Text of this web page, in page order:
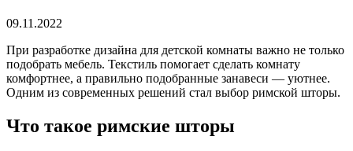
09.11.2022
При разработке дизайна для детской комнаты важно не только
подобрать мебель. Текстиль помогает сделать комнату
комфортнее, а правильно подобранные занавеси — уютнее.
Одним из современных решений стал выбор римской шторы.
Что такое римские шторы